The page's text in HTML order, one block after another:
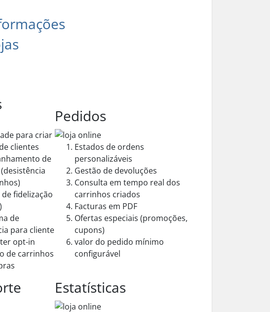
para criar
clientes
de
fidelização
de
para cliente
opt-in
de carrinhos
Pedidos
Estados de ordens
personalizáveis
Gestão de devoluções
Consulta em tempo real dos
carrinhos criados
Facturas em PDF
Ofertas especiais (promoções,
cupons)
valor do pedido mínimo
configurável
Estatísticas